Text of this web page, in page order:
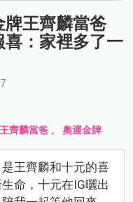
牌王齊麟當爸
：家裡多了一
王齊麟當爸 、奧運金牌
王齊麟和十元的喜
命，十元在IG曬出